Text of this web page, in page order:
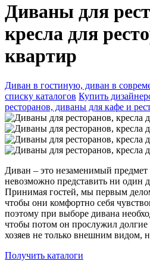
Диваны для
кресла для
квартир
Диван в гостиную, диван в
списку каталогов Купить
ресторанов, диваны для кафе и
Диван – это незаменимый предмет
невозможно представить ни один
Принимая гостей, мы первым
чтобы они комфортно себя
поэтому при выборе дивана
чтобы потом он прослужил долгие
хозяев не только внешним видом,
Получить каталоги